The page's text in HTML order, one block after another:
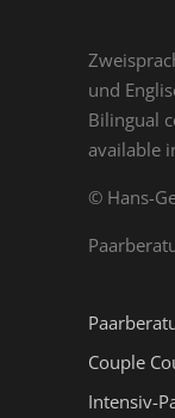
und
Bilingual
available
© Hans-
Couple
Intensiv-